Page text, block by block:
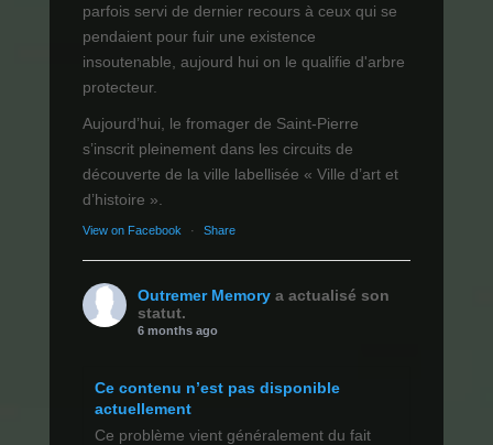
parfois servi de dernier recours à ceux qui se
pendaient pour fuir une existence
insoutenable, aujourd hui on le qualifie d'arbre
protecteur.
Aujourd’hui, le fromager de Saint-Pierre
s’inscrit pleinement dans les circuits de
découverte de la ville labellisée « Ville d’art et
d’histoire ».
View on Facebook · Share
Outremer Memory a actualisé son
statut.
6 months ago
Ce contenu n’est pas disponible
actuellement
Ce problème vient généralement du fait